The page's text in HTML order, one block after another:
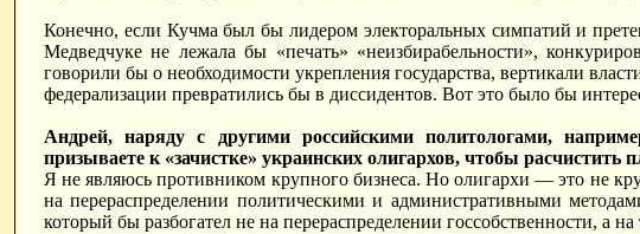
Конечно, если Кучма был бы лидером электоральных симпатий и
Медведчуке не лежала бы «печать» «неизбирабельности»,
говорили бы о необходимости укрепления государства, вертикали
федерализации превратились бы в диссидентов. Вот это было бы
Андрей, наряду с другими российскими политологами,
призываете к «зачистке» украинских олигархов, чтобы расчистить
Я не являюсь противником крупного бизнеса. Но олигархи — это не
на перераспределении политическими и административными
который бы разбогател не на перераспределении госсобственности, а